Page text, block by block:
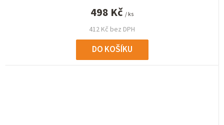
412 Kč bez DPH
498 Kč / ks
DO KOŠÍKU